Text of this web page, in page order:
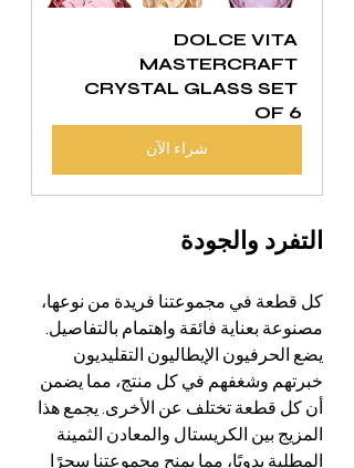
DOLCE VITA
MASTERCRAFT
CRYSTAL GLASS SET
OF 6
شراء الآن
التفرد والجودة
كل قطعة في مجموعتنا فريدة من نوعها،
مصنوعة بعناية فائقة واهتمام بالتفاصيل.
يضع الحرفيون الإيطاليون التقليديون
خبرتهم وشغفهم في كل منتج، مما يضمن
أن كل قطعة تختلف عن الأخرى. يجمع هذا
المزيج بين الكريستال والمعادن الثمينة
المطلية يدويًا، مما يمنح مجموعتنا سحرًا